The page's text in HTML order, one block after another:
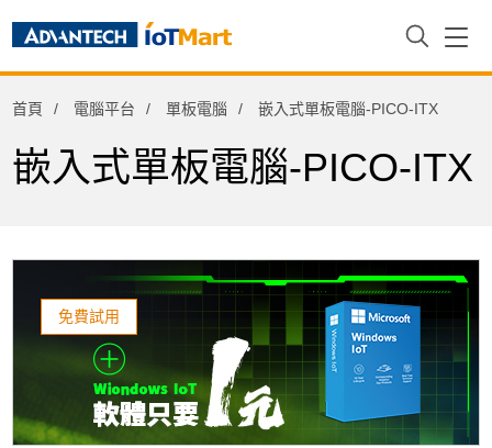
首頁 電腦平台 單板電腦 嵌入式單板電腦-PICO-ITX
嵌入式單板電腦-PICO-ITX
免費試用
Arm架構運算平台
主機板
嵌入式單板電腦-PC/104
嵌入式單板電腦-PICO-ITX
嵌入式單板電腦-2.5"
單板電腦I/O擴充模組